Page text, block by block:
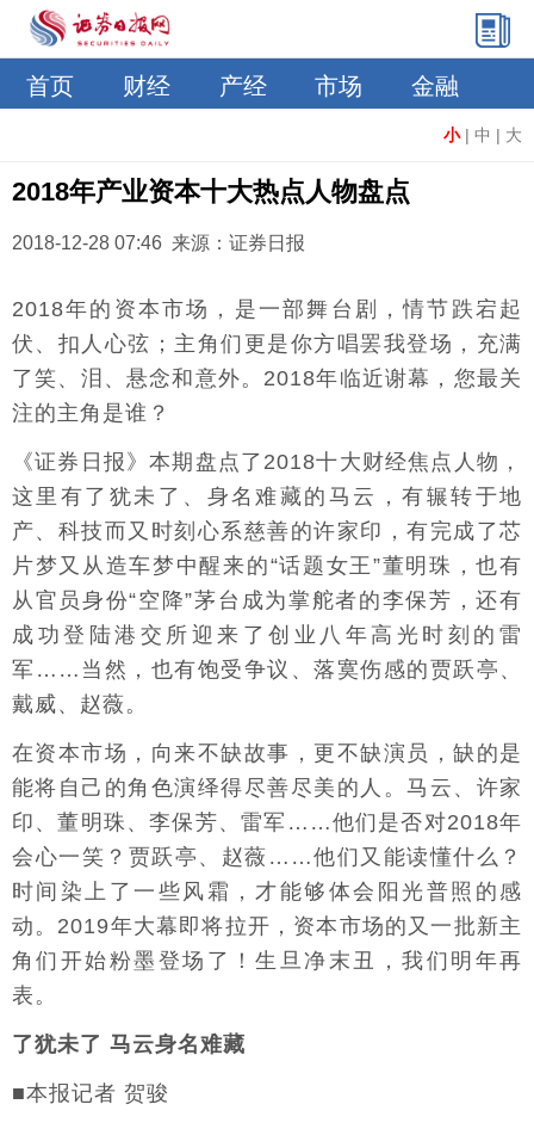
首页 财经 产经 市场 金融
小| 中 | 大
2018年产业资本十大热点人物盘点
2018-12-28 07:46 来源：证券日报
2018年的资本市场，是一部舞台剧，情节跌宕起
伏、扣人心弦；主角们更是你方唱罢我登场，充满
了笑、泪、悬念和意外。2018年临近谢幕，您最关
注的主角是谁？
《证券日报》本期盘点了2018十大财经焦点人物，
这里有了犹未了、身名难藏的马云，有辗转于地
产、科技而又时刻心系慈善的许家印，有完成了芯
片梦又从造车梦中醒来的“话题女王”董明珠，也有
从官员身份“空降”茅台成为掌舵者的李保芳，还有
成功登陆港交所迎来了创业八年高光时刻的雷
军……当然，也有饱受争议、落寞伤感的贾跃亭、
戴威、赵薇。
在资本市场，向来不缺故事，更不缺演员，缺的是
能将自己的角色演绎得尽善尽美的人。马云、许家
印、董明珠、李保芳、雷军……他们是否对2018年
会心一笑？贾跃亭、赵薇……他们又能读懂什么？
时间染上了一些风霜，才能够体会阳光普照的感
动。2019年大幕即将拉开，资本市场的又一批新主
角们开始粉墨登场了！生旦净末丑，我们明年再
表。
了犹未了 马云身名难藏
■本报记者 贺骏